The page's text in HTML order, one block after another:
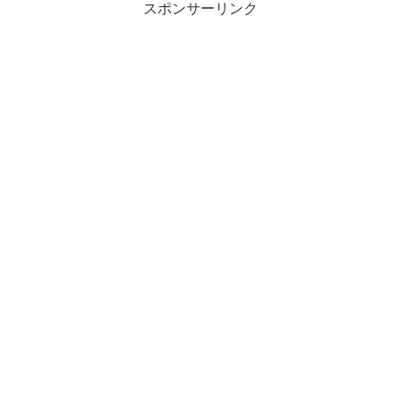
スポンサーリンク